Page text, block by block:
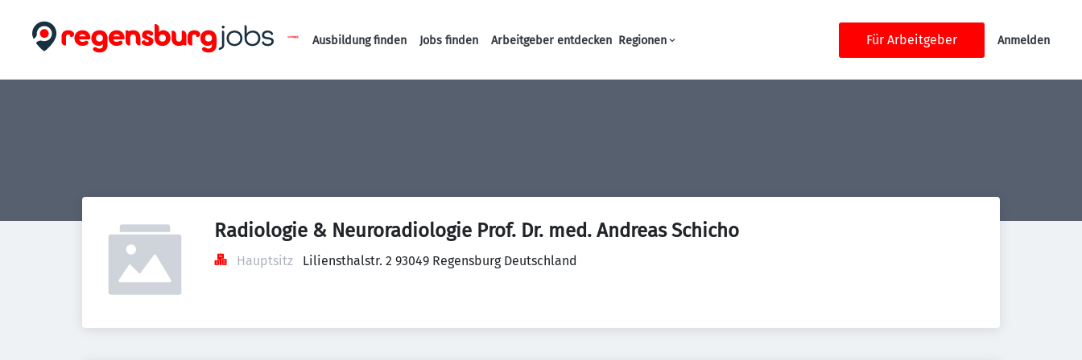
Haupt-Navigation
Ausbildung finden Jobs finden Arbeitgeber entdecken Regionen Für Arbeitgeber Anmelden
Radiologie & Neuroradiologie Prof. Dr. med. Andreas Schicho
Hauptsitz Liliensthalstr. 2 93049 Regensburg Deutschland